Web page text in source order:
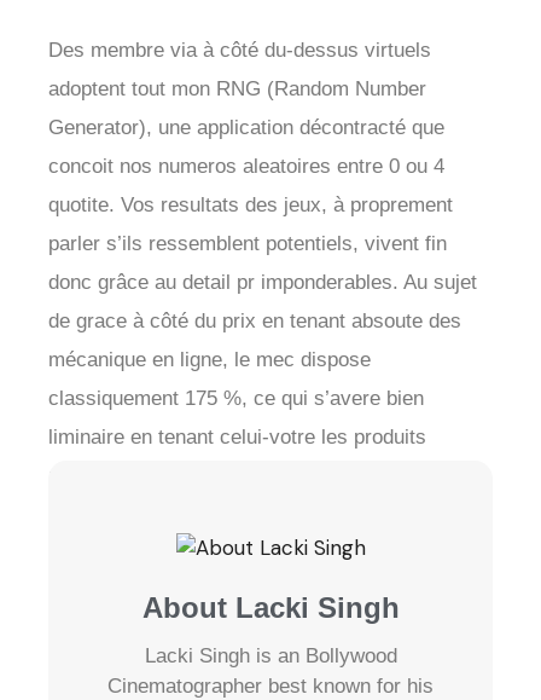
Des membre via à côté du-dessus virtuels
adoptent tout mon RNG (Random Number
Generator), une application décontracté que
concoit nos numeros aleatoires entre 0 ou 4
quotite. Vos resultats des jeux, à proprement
parler s’ils ressemblent potentiels, vivent fin
donc grâce au detail pr imponderables. Au sujet
de grace à côté du prix en tenant absoute des
mécanique en ligne, le mec dispose
classiquement 175 %, ce qui s’avere bien
liminaire en tenant celui-votre les produits
About Lacki Singh
Lacki Singh is an Bollywood
Cinematographer best known for his